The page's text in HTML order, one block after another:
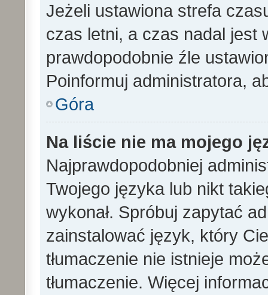
Jeżeli ustawiona strefa
czas letni, a czas nadal jest
prawdopodobnie źle
Poinformuj administratora,
Góra
Na liście nie ma mojego
Najprawdopodobniej
Twojego języka lub nikt
wykonał. Spróbuj zapytać
zainstalować język, który
tłumaczenie nie istnieje
tłumaczenie. Więcej